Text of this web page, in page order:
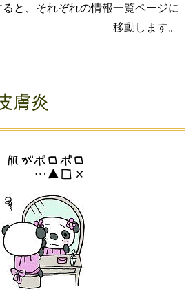
と、それぞれの情報一覧ページに
移動します。
膚炎